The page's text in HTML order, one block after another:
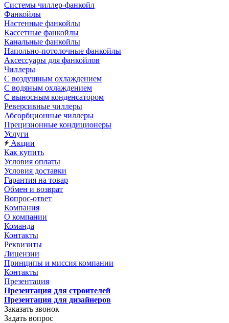
Системы чиллер-фанкойл
Фанкойлы
Настенные фанкойлы
Кассетные фанкойлы
Канальные фанкойлы
Напольно-потолочные фанкойлы
Аксессуары для фанкойлов
Чиллеры
С воздушным охлаждением
С водяным охлаждением
С выносным конденсатором
Реверсивные чиллеры
Абсорбционные чиллеры
Прецизионные кондиционеры
Услуги
Акции
Как купить
Условия оплаты
Условия доставки
Гарантия на товар
Обмен и возврат
Вопрос-ответ
Компания
О компании
Команда
Контакты
Реквизиты
Лицензии
Принципы и миссия компании
Контакты
Презентация
Презентация для строителей
Презентация для дизайнеров
Заказать звонок
Задать вопрос